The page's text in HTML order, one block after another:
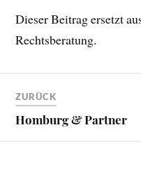
Dieser Beitrag ersetzt
Rechtsberatung.
ZURÜCK
Homburg & Partner